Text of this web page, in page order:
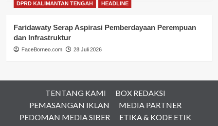
DPRD KALIMANTAN TENGAH HEADLINE
Faridawaty Serap Aspirasi Pemberdayaan Perempuan
dan Infrastruktur
FaceBorneo.com 28 Juli 2026
TENTANG KAMI
BOX REDAKSI
PEMASANGAN IKLAN
MEDIA PARTNER
PEDOMAN MEDIA SIBER
ETIKA & KODE ETIK